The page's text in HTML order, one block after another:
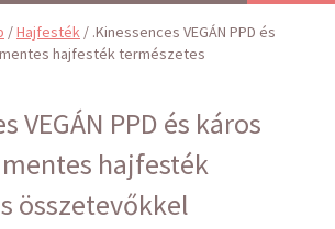
/Hajfesték / .Kinessences VEGÁN PPD és
hajfesték természetes
VEGÁN PPD és káros
hajfesték
összetevőkkel